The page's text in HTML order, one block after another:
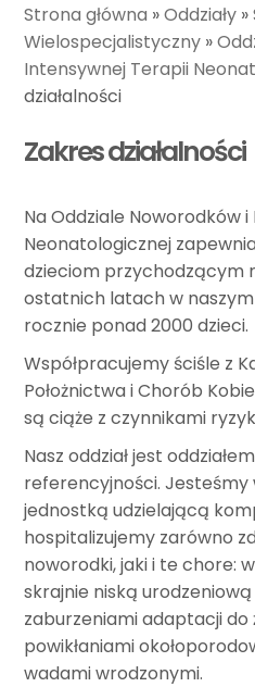
Strona główna »Oddziały »
Wielospecjalistyczny »
Intensywnej Terapii
działalności
Zakres działalności
Na Oddziale Noworodków
Neonatologicznej
dzieciom przychodzącym
ostatnich latach w naszym
rocznie ponad 2000 dzieci.
Współpracujemy ściśle z
Położnictwa i Chorób
są ciąże z czynnikami
Nasz oddział jest
referencyjności.
jednostką udzielającą
hospitalizujemy zarówno
noworodki, jaki i te chore:
skrajnie niską urodzeniową
zaburzeniami adaptacji
powikłaniami
wadami wrodzonymi.